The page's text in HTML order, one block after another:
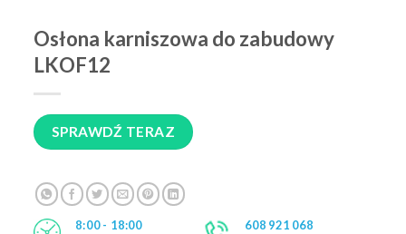
Osłona karniszowa do zabudowy
LKOF12
SPRAWDŹ TERAZ
8:00 - 18:00 608 921 068